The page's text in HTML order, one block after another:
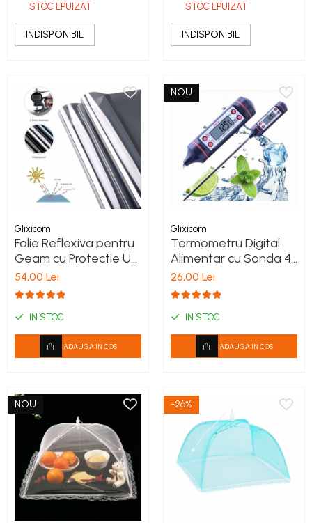
Lavanda 21 x 21 cm x 1
cm
STOC EPUIZAT
INDISPONIBIL
STOC EPUIZAT
INDISPONIBIL
Glixicom
Folie Reflexiva pentru
Geam cu Protectie UV
si Efect de Oglinda
54,00 Lei
IN STOC
ADAUGA IN COS
NOU
Glixicom
Termometru Digital
Alimentar cu Sonda 4
Functii 24 cm
26,00 Lei
IN STOC
ADAUGA IN COS
NOU -26%